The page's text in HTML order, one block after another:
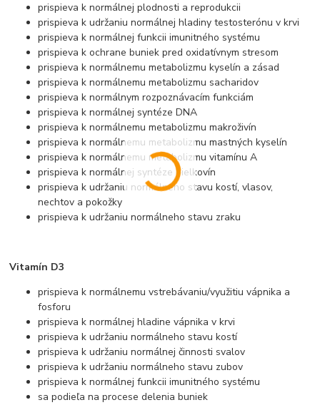
prispieva k normálnej plodnosti a reprodukcii
prispieva k udržaniu normálnej hladiny testosterónu v krvi
prispieva k normálnej funkcii imunitného systému
prispieva k ochrane buniek pred oxidatívnym stresom
prispieva k normálnemu metabolizmu kyselín a zásad
prispieva k normálnemu metabolizmu sacharidov
prispieva k normálnym rozpoznávacím funkciám
prispieva k normálnej syntéze DNA
prispieva k normálnemu metabolizmu makroživín
prispieva k normálnemu metabolizmu mastných kyselín
prispieva k normálnemu metabolizmu vitamínu A
prispieva k normálnej syntéze bielkovín
prispieva k udržaniu normálneho stavu kostí, vlasov,
nechtov a pokožky
prispieva k udržaniu normálneho stavu zraku
Vitamín D3
prispieva k normálnemu vstrebávaniu/využitiu vápnika a
fosforu
prispieva k normálnej hladine vápnika v krvi
prispieva k udržaniu normálneho stavu kostí
prispieva k udržaniu normálnej činnosti svalov
prispieva k udržaniu normálneho stavu zubov
prispieva k normálnej funkcii imunitného systému
sa podieľa na procese delenia buniek